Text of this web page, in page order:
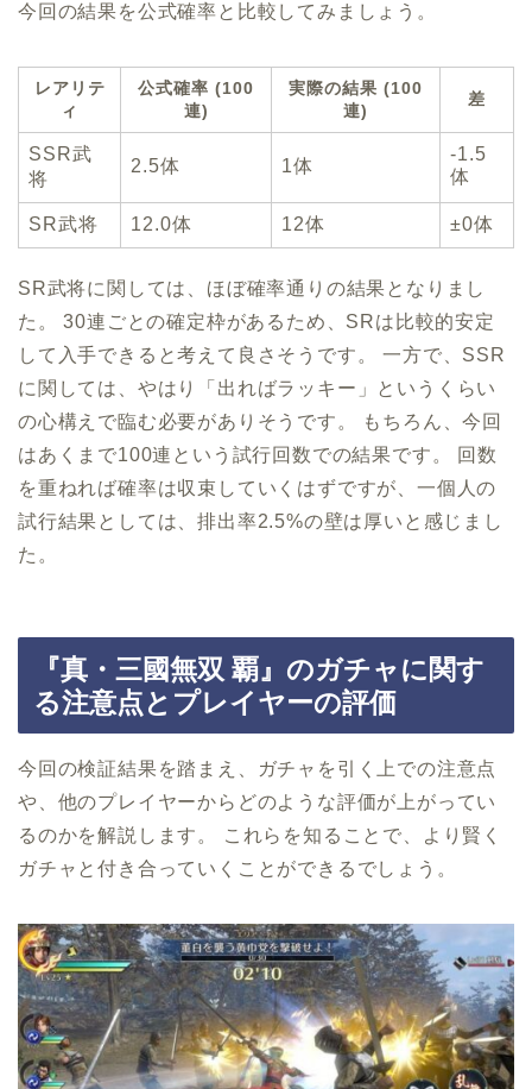
今回の結果を公式確率と比較してみましょう。
レアリテ
ィ
公式確率 (100
連)
実際の結果 (100
連)
差
SSR武
将
2.5体 1体
-1.5
体
SR武将 12.0体 12体 ±0体
SR武将に関しては、ほぼ確率通りの結果となりまし
た。 30連ごとの確定枠があるため、SRは比較的安定
して入手できると考えて良さそうです。 一方で、SSR
に関しては、やはり「出ればラッキー」というくらい
の心構えで臨む必要がありそうです。 もちろん、今回
はあくまで100連という試行回数での結果です。 回数
を重ねれば確率は収束していくはずですが、一個人の
試行結果としては、排出率2.5%の壁は厚いと感じまし
た。
『真・三國無双 覇』のガチャに関す
る注意点とプレイヤーの評価
今回の検証結果を踏まえ、ガチャを引く上での注意点
や、他のプレイヤーからどのような評価が上がってい
るのかを解説します。 これらを知ることで、より賢く
ガチャと付き合っていくことができるでしょう。